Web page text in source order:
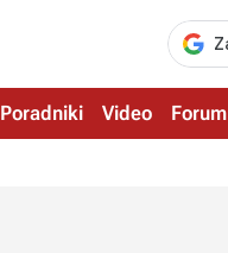
Poradniki Video Forum